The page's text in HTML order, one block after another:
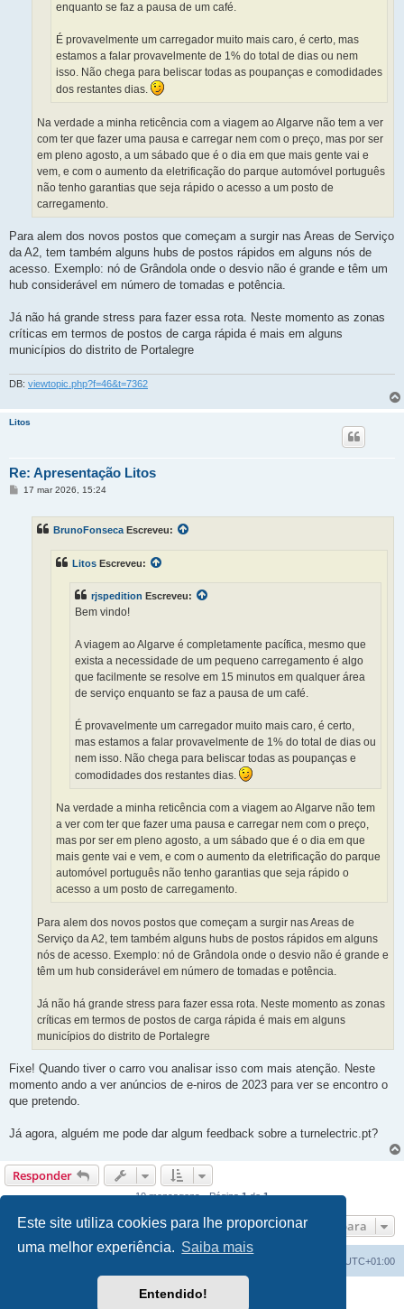
Este site utiliza cookies para lhe proporcionar
uma melhor experiência. Saiba mais
Entendido!
enquanto se faz a pausa de um café.
É provavelmente um carregador muito mais caro, é certo, mas
estamos a falar provavelmente de 1% do total de dias ou nem
isso. Não chega para beliscar todas as poupanças e comodidades
dos restantes dias.
Na verdade a minha reticência com a viagem ao Algarve não tem a ver
com ter que fazer uma pausa e carregar nem com o preço, mas por ser
em pleno agosto, a um sábado que é o dia em que mais gente vai e
vem, e com o aumento da eletrificação do parque automóvel português
não tenho garantias que seja rápido o acesso a um posto de
carregamento.
Para alem dos novos postos que começam a surgir nas Areas de Serviço
da A2, tem também alguns hubs de postos rápidos em alguns nós de
acesso. Exemplo: nó de Grândola onde o desvio não é grande e têm um
hub considerável em número de tomadas e potência.
Já não há grande stress para fazer essa rota. Neste momento as zonas
críticas em termos de postos de carga rápida é mais em alguns
municípios do distrito de Portalegre
DB: viewtopic.php?f=46&t=7362
Litos
Re: Apresentação Litos
M17 mar 2026, 15:24
BrunoFonsecaEscreveu:
Litos Escreveu:
rjspedition Escreveu:
Bem vindo!
A viagem ao Algarve é completamente pacífica, mesmo que
exista a necessidade de um pequeno carregamento é algo
que facilmente se resolve em 15 minutos em qualquer área
de serviço enquanto se faz a pausa de um café.
É provavelmente um carregador muito mais caro, é certo,
mas estamos a falar provavelmente de 1% do total de dias ou
nem isso. Não chega para beliscar todas as poupanças e
comodidades dos restantes dias.
Na verdade a minha reticência com a viagem ao Algarve não tem
a ver com ter que fazer uma pausa e carregar nem com o preço,
mas por ser em pleno agosto, a um sábado que é o dia em que
mais gente vai e vem, e com o aumento da eletrificação do parque
automóvel português não tenho garantias que seja rápido o
acesso a um posto de carregamento.
Para alem dos novos postos que começam a surgir nas Areas de
Serviço da A2, tem também alguns hubs de postos rápidos em alguns
nós de acesso. Exemplo: nó de Grândola onde o desvio não é grande e
têm um hub considerável em número de tomadas e potência.
Já não há grande stress para fazer essa rota. Neste momento as zonas
críticas em termos de postos de carga rápida é mais em alguns
municípios do distrito de Portalegre
Fixe! Quando tiver o carro vou analisar isso com mais atenção. Neste
momento ando a ver anúncios de e-niros de 2023 para ver se encontro o
que pretendo.
Já agora, alguém me pode dar algum feedback sobre a turnelectric.pt?
Responder
10 mensagens • Página1de1
Ir para
UTC+01:00
Desenvolvido porphpBB® Forum Software © phpBB Limited